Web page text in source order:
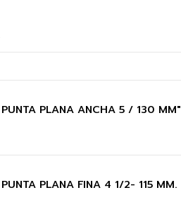
PLANA ANCHA 5 / 130 MM"
PLANA FINA 4 1/2- 115 MM.